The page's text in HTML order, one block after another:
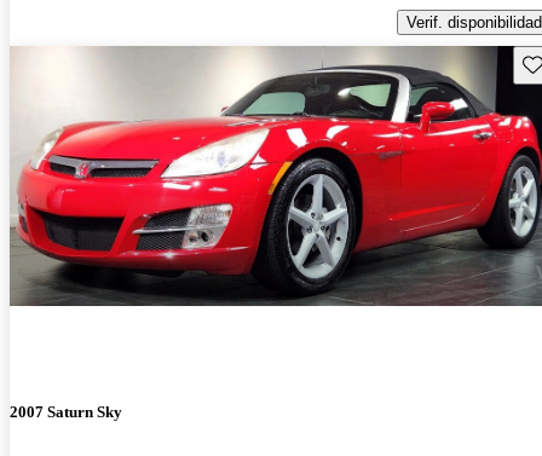
Verif. disponibilidad
2007 Saturn Sky